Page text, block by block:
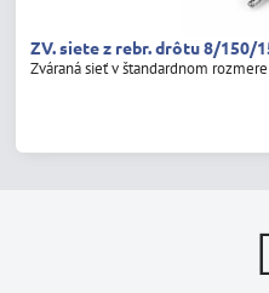
ZV. siete z rebr. drôtu 8/150/
Zváraná sieť v štandardnom